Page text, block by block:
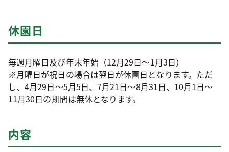
休園日
毎週月曜日及び年末年始（12月29日～1月3日）
※月曜日が祝日の場合は翌日が休園日となります。ただ
し、4月29日～5月5日、7月21日～8月31日、10月1日～
11月30日の期間は無休となります。
内容